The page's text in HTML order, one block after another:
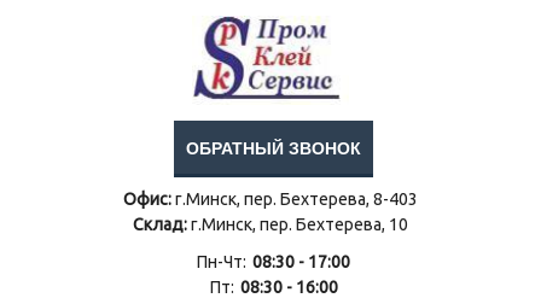
ОБРАТНЫЙ ЗВОНОК
Офис:г.Минск, пер. Бехтерева, 8-403
Склад:г.Минск, пер. Бехтерева, 10
Пн-Чт: 08:30 - 17:00
Пт: 08:30 - 16:00